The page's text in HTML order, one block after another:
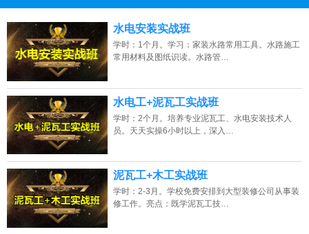
点击免费咨询电话：13807313137
水电安装实战班
学时：1个月。学习：家装水路常用工具。水路施工
常用材料及图纸识读。水路管…
水电工+泥瓦工实战班
学时：2个月。培养专业泥瓦工、水电安装技术人
员。天天实操6小时以上，深入…
泥瓦工+木工实战班
学时：2-3月。学校免费安排到大型装修公司从事装
修工作。亮点：既学泥瓦工技…